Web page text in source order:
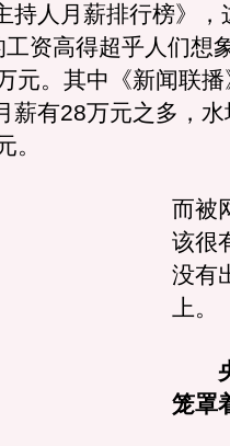
持人月薪排行榜》，
工资高得超乎人们想
元。其中《新闻联
薪有28万元之多，
。
而被
该很
没有
上。
央
笼罩